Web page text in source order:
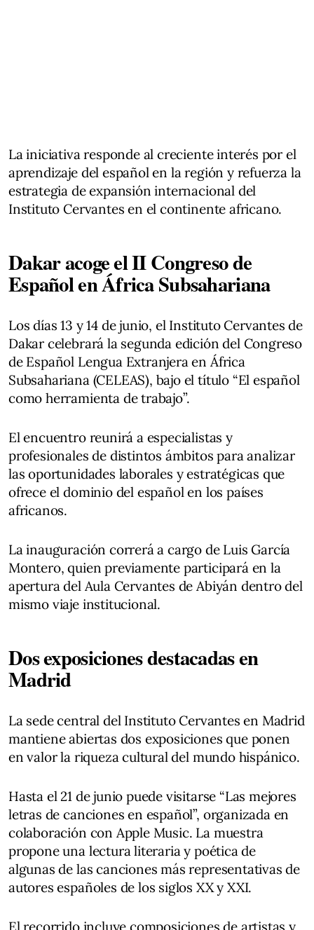
La iniciativa responde al creciente interés por el
aprendizaje del español en la región y refuerza la
estrategia de expansión internacional del
Instituto Cervantes en el continente africano.
Dakar acoge el II Congreso de
Español en África Subsahariana
Los días 13 y 14 de junio, el Instituto Cervantes de
Dakar celebrará la segunda edición del Congreso
de Español Lengua Extranjera en África
Subsahariana (CELEAS), bajo el título “El español
como herramienta de trabajo”.
El encuentro reunirá a especialistas y
profesionales de distintos ámbitos para analizar
las oportunidades laborales y estratégicas que
ofrece el dominio del español en los países
africanos.
La inauguración correrá a cargo de Luis García
Montero, quien previamente participará en la
apertura del Aula Cervantes de Abiyán dentro del
mismo viaje institucional.
Dos exposiciones destacadas en
Madrid
La sede central del Instituto Cervantes en Madrid
mantiene abiertas dos exposiciones que ponen
en valor la riqueza cultural del mundo hispánico.
Hasta el 21 de junio puede visitarse “Las mejores
letras de canciones en español”, organizada en
colaboración con Apple Music. La muestra
propone una lectura literaria y poética de
algunas de las canciones más representativas de
autores españoles de los siglos XX y XXI.
El recorrido incluye composiciones de artistas y